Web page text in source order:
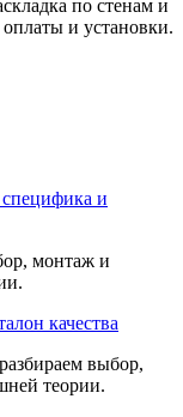
по стенам и
и установки.
специфика и
монтаж и
качества
выбор,
теории.